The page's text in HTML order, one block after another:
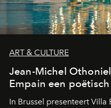
ART & CULTURE
Jean-Michel
Empain een
In Brussel presenteert